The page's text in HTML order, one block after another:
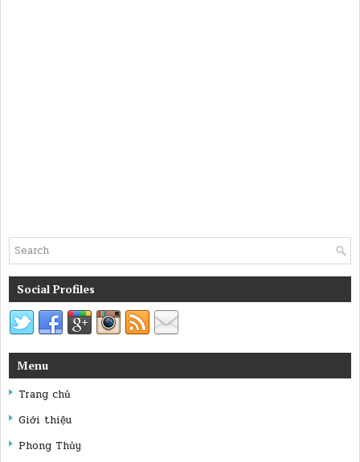
Social Profiles
Menu
Trang chủ
Giới thiệu
Phong Thủy